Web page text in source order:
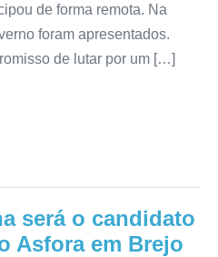
de forma remota. Na
foram apresentados.
de lutar por um […]
será o candidato
Asfora em Brejo